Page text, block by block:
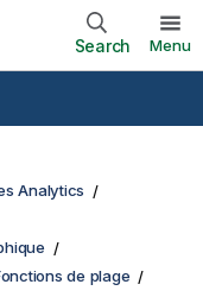
Search Menu
Analytics
de plage